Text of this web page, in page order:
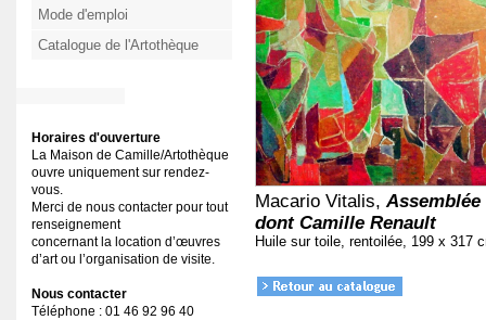
Mode d'emploi
Catalogue de l'Artothèque
Horaires d'ouverture
La Maison de Camille/Artothèque
ouvre uniquement sur rendez-
vous.
Merci de nous contacter pour tout
renseignement
concernant la location d’œuvres
d’art ou l’organisation de visite.
Nous contacter
Téléphone : 01 46 92 96 40
Macario Vitalis,
dont Camille Renault
Huile sur toile, rentoilée, 199 x 317